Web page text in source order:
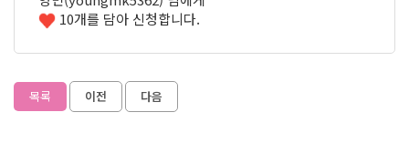
10개를 담아 신청합니다.
목록 이전 다음